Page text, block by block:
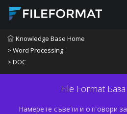
Knowledge Base Home
> Word Processing
> DOC
File Format
Намерете съвети и отговори